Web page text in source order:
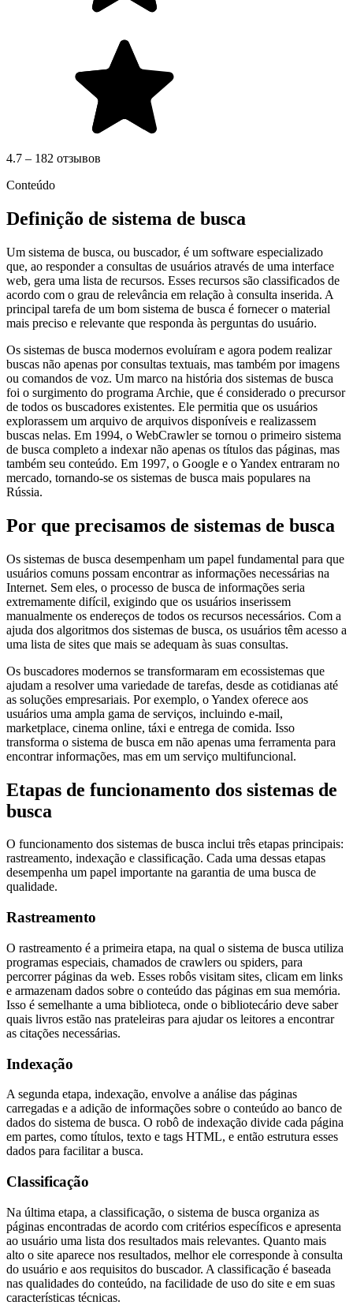
4.7 – 182 отзывов
Conteúdo
Definição de sistema de busca
Um sistema de busca, ou buscador, é um software especializado
que, ao responder a consultas de usuários através de uma interface
web, gera uma lista de recursos. Esses recursos são classificados de
acordo com o grau de relevância em relação à consulta inserida. A
principal tarefa de um bom sistema de busca é fornecer o material
mais preciso e relevante que responda às perguntas do usuário.
Os sistemas de busca modernos evoluíram e agora podem realizar
buscas não apenas por consultas textuais, mas também por imagens
ou comandos de voz. Um marco na história dos sistemas de busca
foi o surgimento do programa Archie, que é considerado o precursor
de todos os buscadores existentes. Ele permitia que os usuários
explorassem um arquivo de arquivos disponíveis e realizassem
buscas nelas. Em 1994, o WebCrawler se tornou o primeiro sistema
de busca completo a indexar não apenas os títulos das páginas, mas
também seu conteúdo. Em 1997, o Google e o Yandex entraram no
mercado, tornando-se os sistemas de busca mais populares na
Rússia.
Por que precisamos de sistemas de busca
Os sistemas de busca desempenham um papel fundamental para que
usuários comuns possam encontrar as informações necessárias na
Internet. Sem eles, o processo de busca de informações seria
extremamente difícil, exigindo que os usuários inserissem
manualmente os endereços de todos os recursos necessários. Com a
ajuda dos algoritmos dos sistemas de busca, os usuários têm acesso a
uma lista de sites que mais se adequam às suas consultas.
Os buscadores modernos se transformaram em ecossistemas que
ajudam a resolver uma variedade de tarefas, desde as cotidianas até
as soluções empresariais. Por exemplo, o Yandex oferece aos
usuários uma ampla gama de serviços, incluindo e-mail,
marketplace, cinema online, táxi e entrega de comida. Isso
transforma o sistema de busca em não apenas uma ferramenta para
encontrar informações, mas em um serviço multifuncional.
Etapas de funcionamento dos sistemas de
busca
O funcionamento dos sistemas de busca inclui três etapas principais:
rastreamento, indexação e classificação. Cada uma dessas etapas
desempenha um papel importante na garantia de uma busca de
qualidade.
Rastreamento
O rastreamento é a primeira etapa, na qual o sistema de busca utiliza
programas especiais, chamados de crawlers ou spiders, para
percorrer páginas da web. Esses robôs visitam sites, clicam em links
e armazenam dados sobre o conteúdo das páginas em sua memória.
Isso é semelhante a uma biblioteca, onde o bibliotecário deve saber
quais livros estão nas prateleiras para ajudar os leitores a encontrar
as citações necessárias.
Indexação
A segunda etapa, indexação, envolve a análise das páginas
carregadas e a adição de informações sobre o conteúdo ao banco de
dados do sistema de busca. O robô de indexação divide cada página
em partes, como títulos, texto e tags HTML, e então estrutura esses
dados para facilitar a busca.
Classificação
Na última etapa, a classificação, o sistema de busca organiza as
páginas encontradas de acordo com critérios específicos e apresenta
ao usuário uma lista dos resultados mais relevantes. Quanto mais
alto o site aparece nos resultados, melhor ele corresponde à consulta
do usuário e aos requisitos do buscador. A classificação é baseada
nas qualidades do conteúdo, na facilidade de uso do site e em suas
características técnicas.